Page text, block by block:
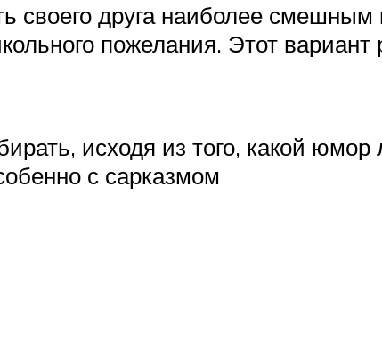
своего друга наиболее
пожелания. Этот
исходя из того, какой
с сарказмом